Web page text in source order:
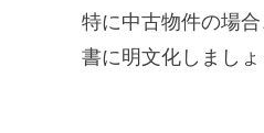
特に中古物件の場
書に明文化しましょ